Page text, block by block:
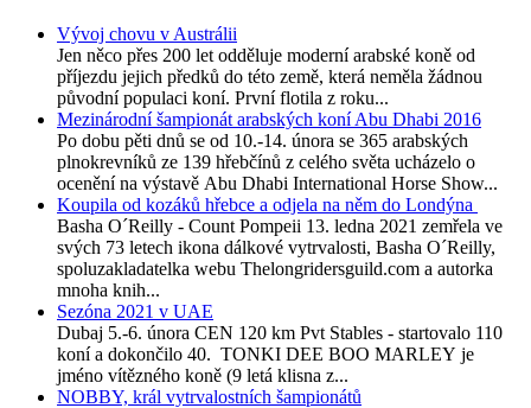
Vývoj chovu v Austrálii
Jen něco přes 200 let odděluje moderní arabské koně od
příjezdu jejich předků do této země, která neměla žádnou
původní populaci koní. První flotila z roku...
Mezinárodní šampionát arabských koní Abu Dhabi 2016
Po dobu pěti dnů se od 10.-14. února se 365 arabských
plnokrevníků ze 139 hřebčínů z celého světa ucházelo o
ocenění na výstavě Abu Dhabi International Horse Show...
Koupila od kozáků hřebce a odjela na něm do Londýna
Basha O´Reilly - Count Pompeii 13. ledna 2021 zemřela ve
svých 73 letech ikona dálkové vytrvalosti, Basha O´Reilly,
spoluzakladatelka webu Thelongridersguild.com a autorka
mnoha knih...
Sezóna 2021 v UAE
Dubaj 5.-6. února CEN 120 km Pvt Stables - startovalo 110
koní a dokončilo 40. TONKI DEE BOO MARLEY je
jméno vítězného koně (9 letá klisna z...
NOBBY, král vytrvalostních šampionátů